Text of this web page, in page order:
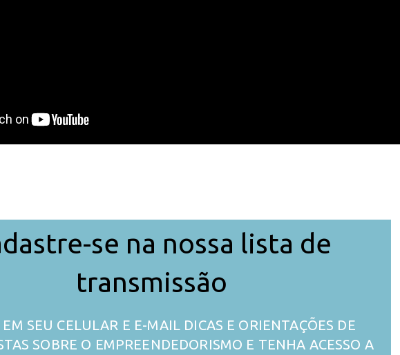
se na nossa lista de
transmissão
EM SEU CELULAR E E-MAIL DICAS E ORIENTAÇÕES DE
SOBRE O EMPREENDEDORISMO E TENHA ACESSO A